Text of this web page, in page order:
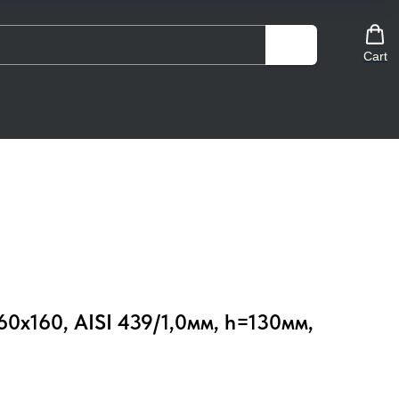
Cart
AISI 439/1,0мм, h=130мм,